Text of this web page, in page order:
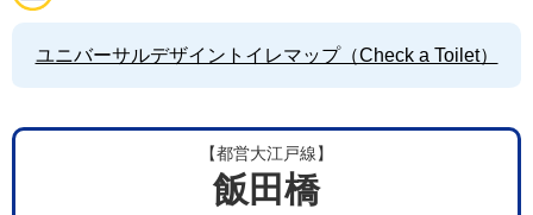
ユニバーサルデザイントイレマップ（Check a Toilet）
【都営大江戸線】
飯田橋